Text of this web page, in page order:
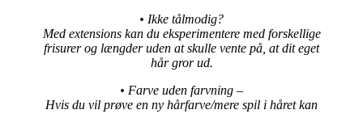
• Ikke tålmodig?
Med extensions kan du eksperimentere med forskellige
frisurer og længder uden at skulle vente på, at dit eget
hår gror ud.
• Farve uden farvning –
Hvis du vil prøve en ny hårfarve/mere spil i håret kan